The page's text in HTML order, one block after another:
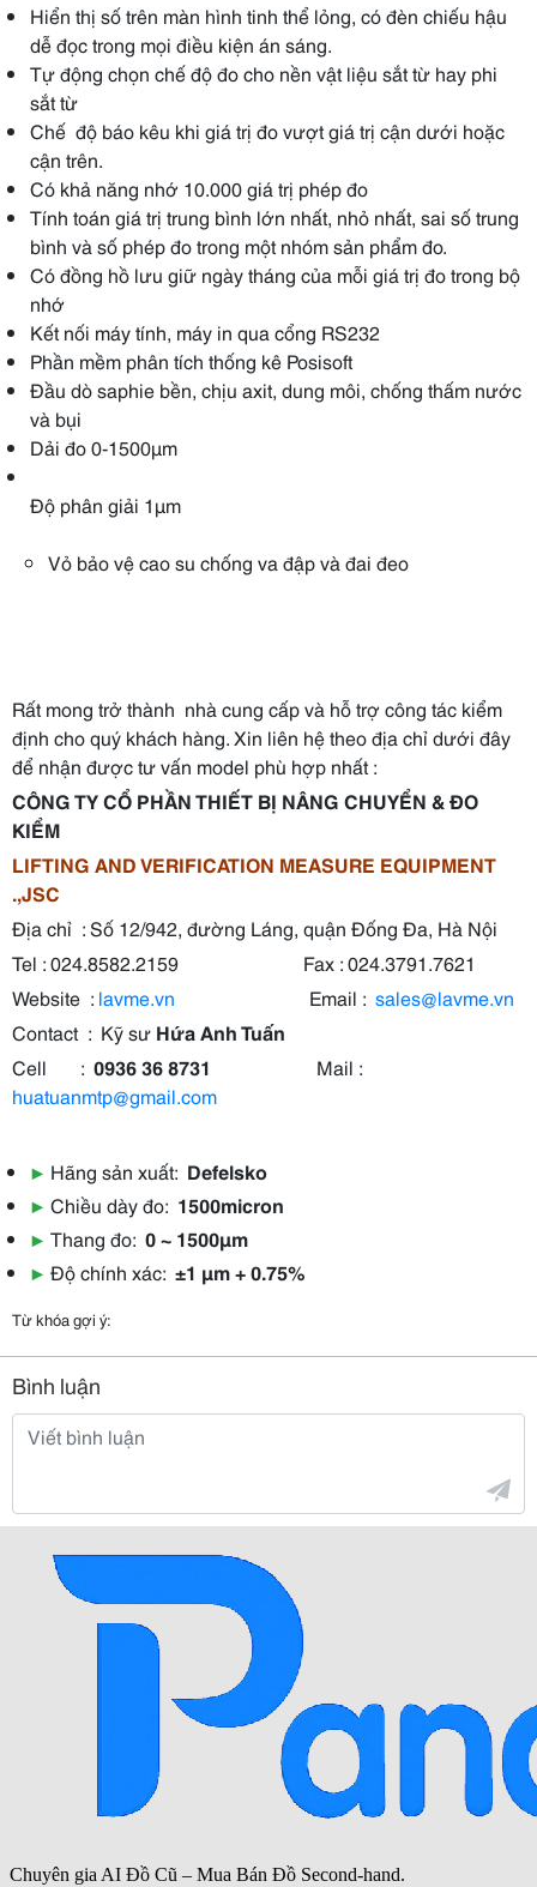
Hiển thị số trên màn hình tinh thể lỏng, có đèn chiếu hậu
dễ đọc trong mọi điều kiện án sáng.
Tự động chọn chế độ đo cho nền vật liệu sắt từ hay phi
sắt từ
Chế độ báo kêu khi giá trị đo vượt giá trị cận dưới hoặc
cận trên.
Có khả năng nhớ 10.000 giá trị phép đo
Tính toán giá trị trung bình lớn nhất, nhỏ nhất, sai số trung
bình và số phép đo trong một nhóm sản phẩm đo.
Có đồng hồ lưu giữ ngày tháng của mỗi giá trị đo trong bộ
nhớ
Kết nối máy tính, máy in qua cổng RS232
Phần mềm phân tích thống kê Posisoft
Đầu dò saphie bền, chịu axit, dung môi, chống thấm nước
và bụi
Dải đo 0-1500µm
Độ phân giải 1µm
Vỏ bảo vệ cao su chống va đập và đai đeo
Rất mong trở thành nhà cung cấp và hỗ trợ công tác kiểm
định cho quý khách hàng. Xin liên hệ theo địa chỉ dưới đây
để nhận được tư vấn model phù hợp nhất :
CÔNG TY CỔ PHẦN THIẾT BỊ NÂNG CHUYỂN & ĐO
KIỂM
LIFTING AND VERIFICATION MEASURE EQUIPMENT
.,JSC
Địa chỉ : Số 12/942, đường Láng, quận Đống Đa, Hà Nội
Tel : 024.8582.2159 Fax : 024.3791.7621
Website : lavme.vn Email : sales@lavme.vn
Contact : Kỹ sư Hứa Anh Tuấn
Cell : 0936 36 8731 Mail :
huatuanmtp@gmail.com
▶ Hãng sản xuất: Defelsko
▶ Chiều dày đo: 1500micron
▶ Thang đo: 0 ~ 1500µm
▶ Độ chính xác: ±1 μm + 0.75%
Từ khóa gợi ý:
Bình luận